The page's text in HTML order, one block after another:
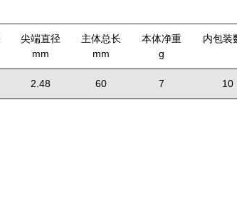
尖端直径
mm
主体总长
mm
本体净重
g
内包装
2.48 60 7 10